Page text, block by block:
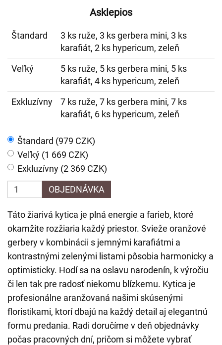
Asklepios
Štandard
3 ks ruže, 3 ks gerbera mini, 3 ks
karafiát, 2 ks hypericum, zeleň
Veľký
5 ks ruže, 5 ks gerbera mini, 5 ks
karafiát, 4 ks hypericum, zeleň
Exkluzívny
7 ks ruže, 7 ks gerbera mini, 7 ks
karafiát, 6 ks hypericum, zeleň
Štandard (979 CZK)
Veľký (1 669 CZK)
Exkluzívny (2 369 CZK)
OBJEDNÁVKA
Táto žiarivá kytica je plná energie a farieb, ktoré
okamžite rozžiaria každý priestor. Svieže oranžové
gerbery v kombinácii s jemnými karafiátmi a
kontrastnými zelenými listami pôsobia harmonicky a
optimisticky. Hodí sa na oslavu narodenín, k výročiu
či len tak pre radosť niekomu blízkemu. Kytica je
profesionálne aranžovaná našimi skúsenými
floristikami, ktorí dbajú na každý detail aj elegantnú
formu predania. Radi doručíme v deň objednávky
počas pracovných dní, pričom si môžete vybrať